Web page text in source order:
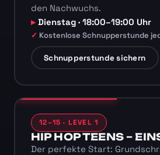
den Nachwuchs.
Dienstag · 18:00–19:00 Uhr
Kostenlose Schnupperstunde
Schnupperstunde sichern
12–15 · LEVEL 1
HIP HOP TEENS –
Der perfekte Start: